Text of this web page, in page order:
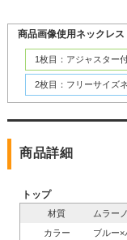
商品画像使用ネックレス
1枚目：アジャスター
2枚目：フリーサイズ
商品詳細
トップ
材質
ムラー
カラー
ブルー×